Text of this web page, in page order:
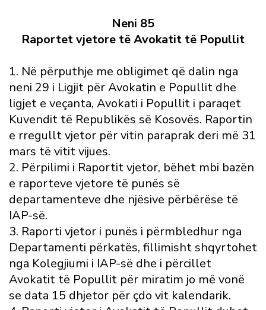
Neni 85
Raportet vjetore të Avokatit të Popullit
1. Në përputhje me obligimet që dalin nga
neni 29 i Ligjit për Avokatin e Popullit dhe
ligjet e veçanta, Avokati i Popullit i paraqet
Kuvendit të Republikës së Kosovës. Raportin
e rregullt vjetor për vitin paraprak deri më 31
mars të vitit vijues.
2. Përpilimi i Raportit vjetor, bëhet mbi bazën
e raporteve vjetore të punës së
departamenteve dhe njësive përbërëse të
IAP-së.
3. Raporti vjetor i punës i përmbledhur nga
Departamenti përkatës, fillimisht shqyrtohet
nga Kolegjiumi i IAP-së dhe i përcillet
Avokatit të Popullit për miratim jo më vonë
se data 15 dhjetor për çdo vit kalendarik.